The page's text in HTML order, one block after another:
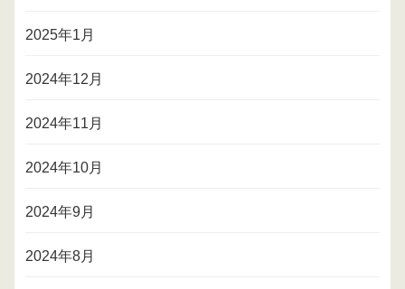
2025年1月
2024年12月
2024年11月
2024年10月
2024年9月
2024年8月